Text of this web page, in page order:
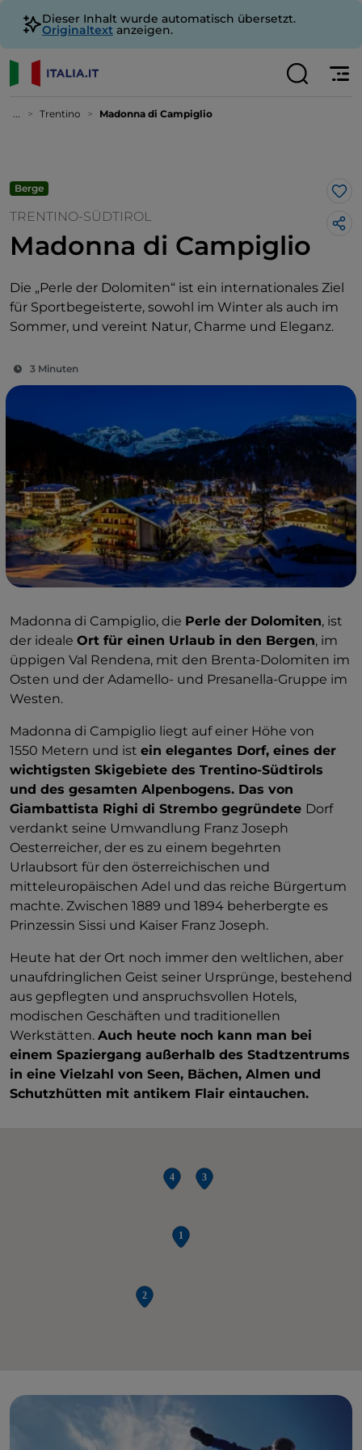
Dieser Inhalt wurde automatisch übersetzt.
Originaltext anzeigen.
... Trentino Madonna di Campiglio
Berge
TRENTINO-SÜDTIROL
Madonna di Campiglio
Die „Perle der Dolomiten“ ist ein internationales Ziel
für Sportbegeisterte, sowohl im Winter als auch im
Sommer, und vereint Natur, Charme und Eleganz.
3 Minuten
Madonna di Campiglio, die Perle der Dolomiten, ist
der ideale Ort für einen Urlaub in den Bergen, im
üppigen Val Rendena, mit den Brenta-Dolomiten im
Osten und der Adamello- und Presanella-Gruppe im
Westen.
Madonna di Campiglio liegt auf einer Höhe von
1550 Metern und ist ein elegantes Dorf, eines der
wichtigsten Skigebiete des Trentino-Südtirols
und des gesamten Alpenbogens. Das von
Giambattista Righi di Strembo gegründete Dorf
verdankt seine Umwandlung Franz Joseph
Oesterreicher, der es zu einem begehrten
Urlaubsort für den österreichischen und
mitteleuropäischen Adel und das reiche Bürgertum
machte. Zwischen 1889 und 1894 beherbergte es
Prinzessin Sissi und Kaiser Franz Joseph.
Heute hat der Ort noch immer den weltlichen, aber
unaufdringlichen Geist seiner Ursprünge, bestehend
aus gepflegten und anspruchsvollen Hotels,
modischen Geschäften und traditionellen
Werkstätten. Auch heute noch kann man bei
einem Spaziergang außerhalb des Stadtzentrums
in eine Vielzahl von Seen, Bächen, Almen und
Schutzhütten mit antikem Flair eintauchen.